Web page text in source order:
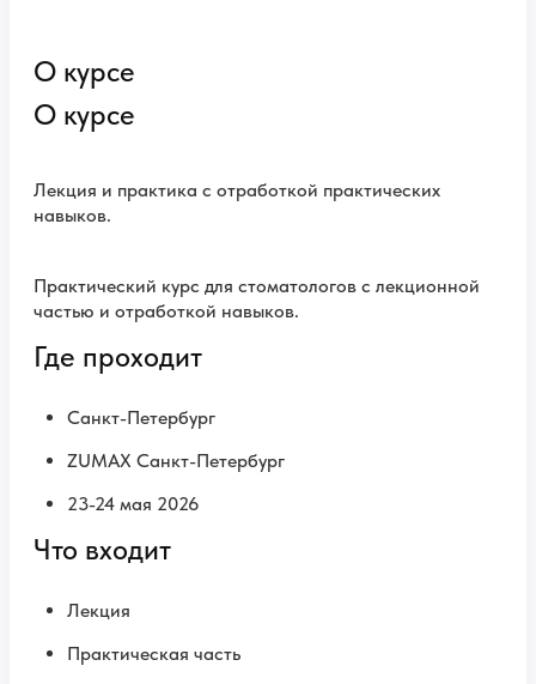
О курсе
О курсе
Лекция и практика с отработкой практических
навыков.
Практический курс для стоматологов с лекционной
частью и отработкой навыков.
Где проходит
Санкт-Петербург
ZUMAX Санкт-Петербург
23-24 мая 2026
Что входит
Лекция
Практическая часть